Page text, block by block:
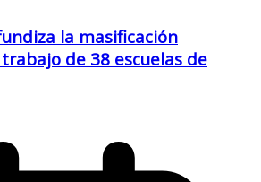
la masificación
de 38 escuelas de